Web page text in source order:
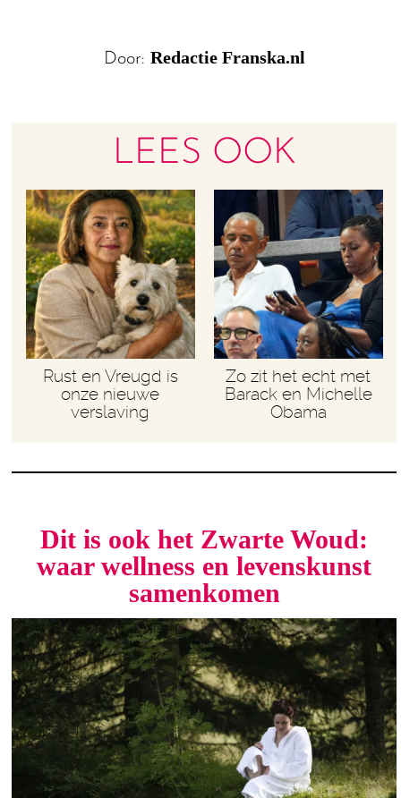
Door: Redactie Franska.nl
LEES OOK
Rust en Vreugd is
onze nieuwe
verslaving
Zo zit het echt met
Barack en Michelle
Obama
Dit is ook het Zwarte Woud:
waar wellness en levenskunst
samenkomen